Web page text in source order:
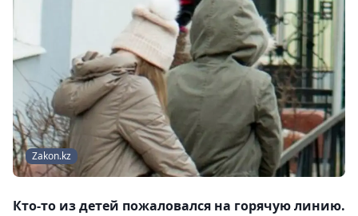
Zakon.kz
Кто-то из детей пожаловался на горячую линию.